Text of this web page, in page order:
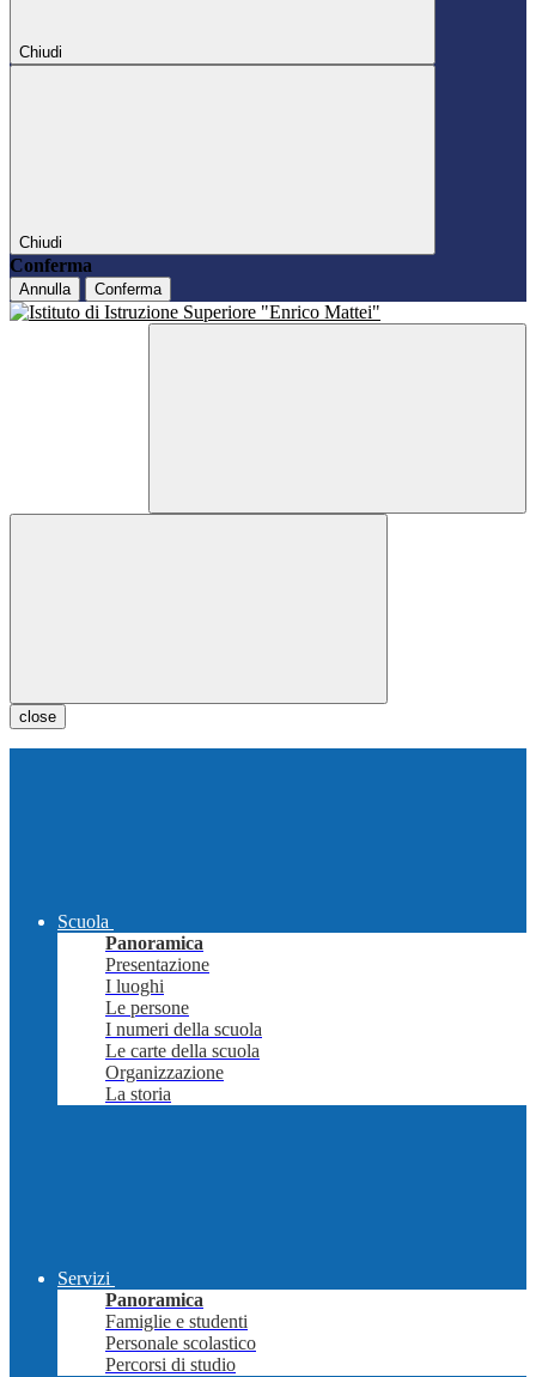
Chiudi
Chiudi
Conferma
Annulla Conferma
close
Scuola
Panoramica
Presentazione
I luoghi
Le persone
I numeri della scuola
Le carte della scuola
Organizzazione
La storia
Servizi
Panoramica
Famiglie e studenti
Personale scolastico
Percorsi di studio